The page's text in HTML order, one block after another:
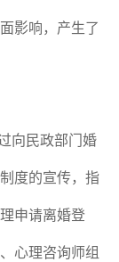
影响，产生了
向民政部门婚
度的宣传，指
申请离婚登
心理咨询师组